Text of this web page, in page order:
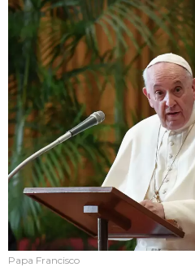
Papa Francisco